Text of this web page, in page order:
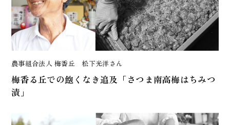
農事組合法人 梅香丘 松下光洋さん
梅香る丘での飽くなき追及「さつま南高梅はちみつ
漬」